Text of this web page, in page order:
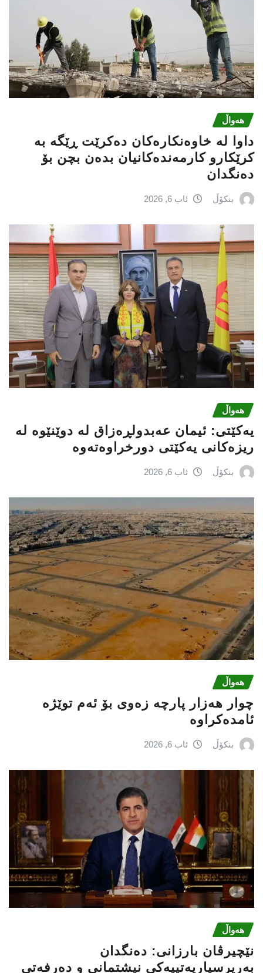
هەواڵ
داوا لە خاوەنکارەکان دەکرێت ڕێگە بە
کرێکارو کارمەندەکانیان بدەن بچن بۆ
دەنگدان
بنکۆڵ ئاب 6, 2026
هەواڵ
یه‌كێتی: ئیمان عه‌بدولڕه‌زاق له‌ دوێنێوه‌ له‌
ریزه‌كانی یه‌كێتی دورخراوه‌ته‌وه‌
بنکۆڵ ئاب 6, 2026
هەواڵ
چوار هەزار پارچە زەوی بۆ ئەم توێژە
ئامدەکراوە
بنکۆڵ ئاب 6, 2026
هەواڵ
نێچيرڤان بارزانى: دەنگدان
بەرپرسیاريه‌تییەکی نیشتمانى و دەرفەتی